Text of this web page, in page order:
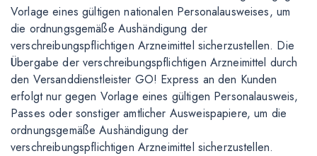
Vorlage eines gültigen nationalen Personalausweises, um
die ordnungsgemäße Aushändigung der
verschreibungspflichtigen Arzneimittel sicherzustellen. Die
Übergabe der verschreibungspflichtigen Arzneimittel durch
den Versanddienstleister GO! Express an den Kunden
erfolgt nur gegen Vorlage eines gültigen Personalausweis,
Passes oder sonstiger amtlicher Ausweispapiere, um die
ordnungsgemäße Aushändigung der
verschreibungspflichtigen Arzneimittel sicherzustellen.